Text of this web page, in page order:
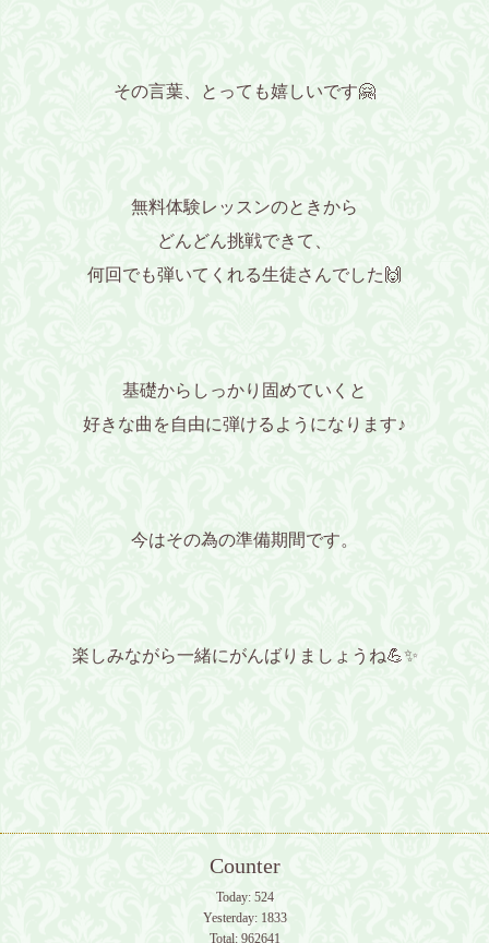
その言葉、とっても嬉しいです🤗
無料体験レッスンのときから
どんどん挑戦できて、
何回でも弾いてくれる生徒さんでした🙌
基礎からしっかり固めていくと
好きな曲を自由に弾けるようになります♪
今はその為の準備期間です。
楽しみながら一緒にがんばりましょうね💪✨
Counter
Today: 524
Yesterday: 1833
Total: 962641